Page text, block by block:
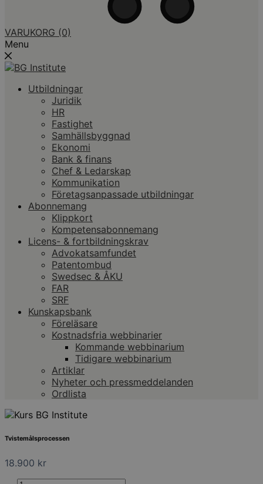
VARUKORG (0)
Menu
Utbildningar
Juridik
HR
Fastighet
Samhällsbyggnad
Ekonomi
Bank & finans
Chef & Ledarskap
Kommunikation
Företagsanpassade utbildningar
Abonnemang
Klippkort
Kompetensabonnemang
Licens- & fortbildningskrav
Advokatsamfundet
Patentombud
Swedsec & ÅKU
FAR
SRF
Kunskapsbank
Föreläsare
Kostnadsfria webbinarier
Kommande webbinarium
Tidigare webbinarium
Artiklar
Nyheter och pressmeddelanden
Ordlista
Tvistemålsprocessen
18.900 kr